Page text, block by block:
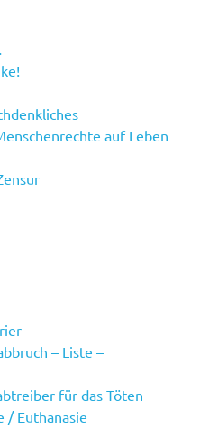
auf Leben
– Liste –
für das Töten
/ Euthanasie